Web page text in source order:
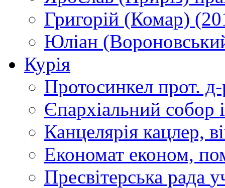
Григорій (Комар)
Юліан
Курія
Протосинкел прот.
Єпархіальний собор
Канцелярія кацлер,
Економат економ,
Пресвітерська рада